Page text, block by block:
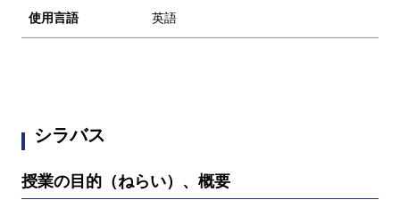
使用言語 英語
シラバス
授業の目的（ねらい）、概要